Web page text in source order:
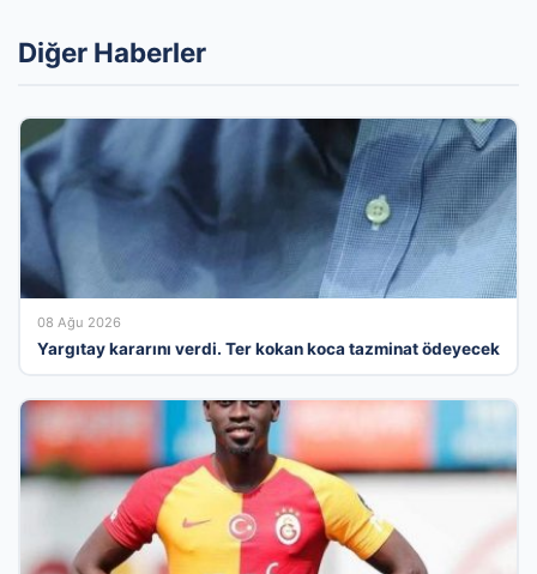
Diğer Haberler
08 Ağu 2026
Yargıtay kararını verdi. Ter kokan koca tazminat ödeyecek